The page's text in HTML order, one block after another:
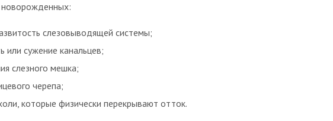
новорожденных:
слезовыводящей системы;
или сужение канальцев;
слезного мешка;
черепа;
которые физически перекрывают отток.